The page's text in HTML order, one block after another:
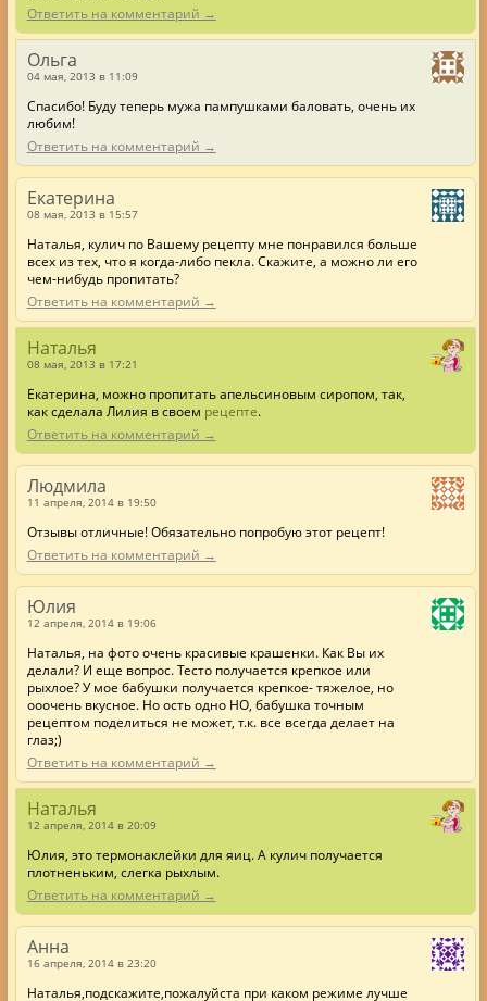
Ответить на комментарий →
Ольга
04 мая, 2013 в 11:09
Спасибо! Буду теперь мужа пампушками баловать, очень их
любим!
Ответить на комментарий →
Екатерина
08 мая, 2013 в 15:57
Наталья, кулич по Вашему рецепту мне понравился больше
всех из тех, что я когда-либо пекла. Скажите, а можно ли его
чем-нибудь пропитать?
Ответить на комментарий →
Наталья
08 мая, 2013 в 17:21
Екатерина, можно пропитать апельсиновым сиропом, так,
как сделала Лилия в своем рецепте.
Ответить на комментарий →
Людмила
11 апреля, 2014 в 19:50
Отзывы отличные! Обязательно попробую этот рецепт!
Ответить на комментарий →
Юлия
12 апреля, 2014 в 19:06
Наталья, на фото очень красивые крашенки. Как Вы их
делали? И еще вопрос. Тесто получается крепкое или
рыхлое? У мое бабушки получается крепкое- тяжелое, но
ооочень вкусное. Но ость одно НО, бабушка точным
рецептом поделиться не может, т.к. все всегда делает на
глаз;)
Ответить на комментарий →
Наталья
12 апреля, 2014 в 20:09
Юлия, это термонаклейки для яиц. А кулич получается
плотненьким, слегка рыхлым.
Ответить на комментарий →
Анна
16 апреля, 2014 в 23:20
Наталья,подскажите,пожалуйста при каком режиме лучше